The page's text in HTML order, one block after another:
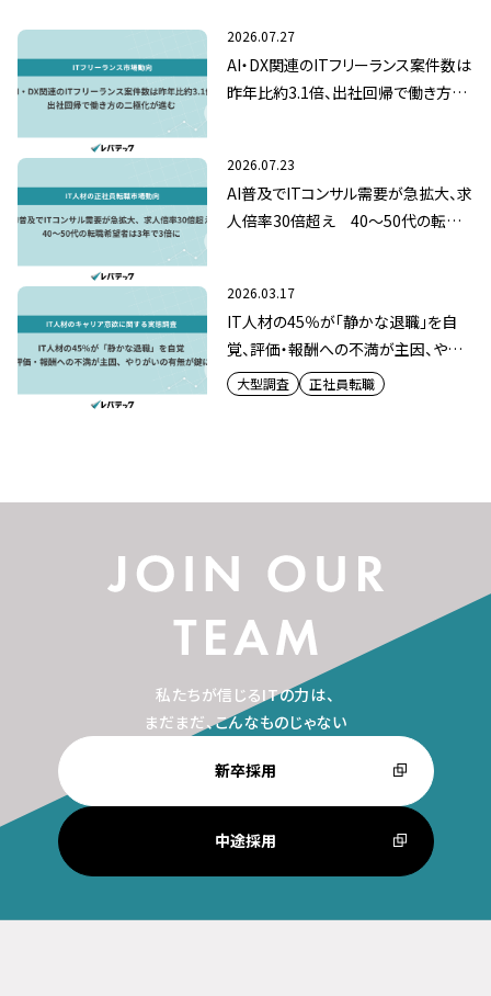
2026.07.27
AI・DX関連のITフリーランス案件数は
昨年比約3.1倍、出社回帰で働き方の
2026.07.23
AI普及でITコンサル需要が急拡大、求
人倍率30倍超え 40～50代の転職
2026.03.17
IT人材の45％が「静かな退職」を自
覚、評価・報酬への不満が主因、やり
がいの有無が鍵に
大型調査 正社員転職
私たちが信じるITの力は、
まだまだ、こんなものじゃない
新卒採用
中途採用